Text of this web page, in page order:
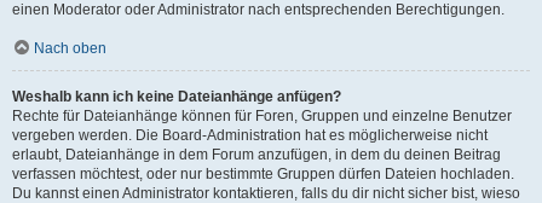
einen Moderator oder Administrator nach entsprechenden Berechtigungen.
Nach oben
Weshalb kann ich keine Dateianhänge anfügen?
Rechte für Dateianhänge können für Foren, Gruppen und einzelne Benutzer
vergeben werden. Die Board-Administration hat es möglicherweise nicht
erlaubt, Dateianhänge in dem Forum anzufügen, in dem du deinen Beitrag
verfassen möchtest, oder nur bestimmte Gruppen dürfen Dateien hochladen.
Du kannst einen Administrator kontaktieren, falls du dir nicht sicher bist, wieso